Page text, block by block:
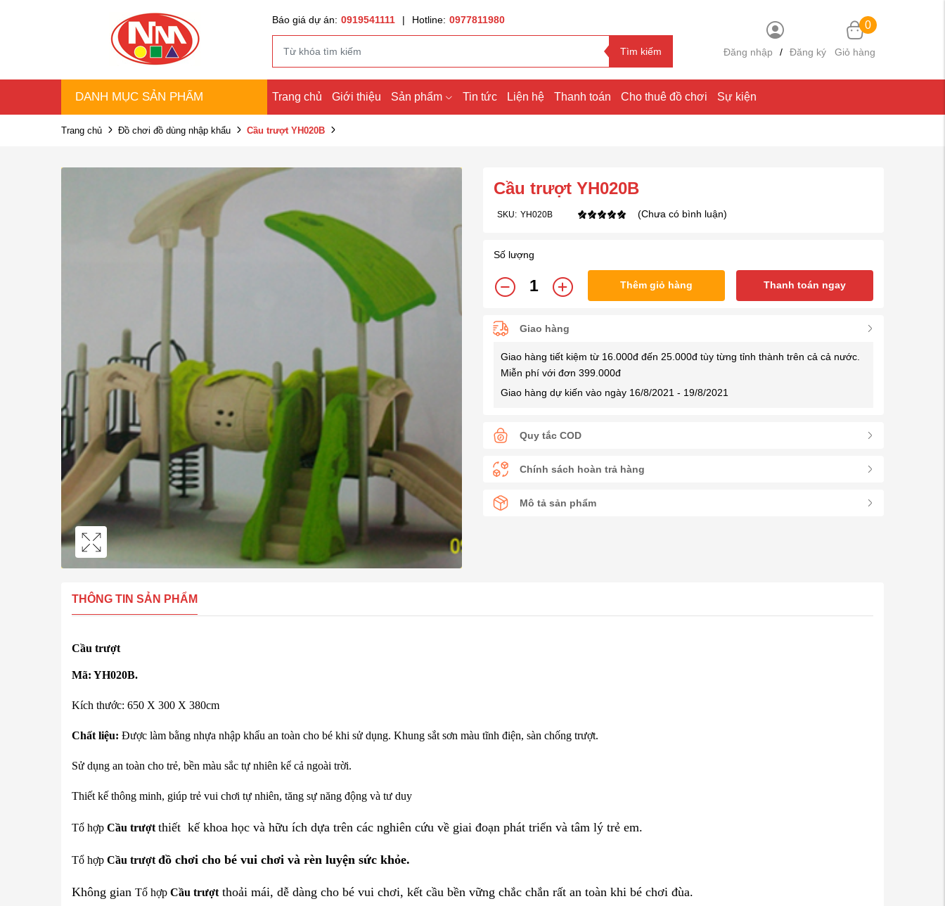
Báo giá dự án: 0919541111 | Hotline: 0977811980
Tìm kiếm Đăng nhập / Đăng ký
0
Giỏ hàng
DANH MỤC SẢN PHẨM Trang chủ Giới thiệu Sản phẩm Tin tức Liện hệ Thanh toán Cho thuê đồ chơi Sự kiện
Trang chủ Đồ chơi đồ dùng nhập khẩu Cầu trượt YH020B
Cầu trượt YH020B
SKU: YH020B (Chưa có bình luận)
Số lượng
Thêm giỏ hàng Thanh toán ngay
Giao hàng
Giao hàng tiết kiệm từ 16.000đ đến 25.000đ tùy từng tỉnh thành trên cả cả nước.
Miễn phí với đơn 399.000đ
Giao hàng dự kiến vào ngày 16/8/2021 - 19/8/2021
Quy tắc COD
Chính sách hoàn trả hàng
Mô tả sản phẩm
THÔNG TIN SẢN PHẨM
Cầu trượt
Mã: YH020B.
Kích thước: 650 X 300 X 380cm
Chất liệu: Được làm bằng nhựa nhập khẩu an toàn cho bé khi sử dụng. Khung sắt sơn màu tĩnh điện, sàn chống trượt.
Sử dụng an toàn cho trẻ, bền màu sắc tự nhiên kể cả ngoài trời.
Thiết kế thông minh, giúp trẻ vui chơi tự nhiên, tăng sự năng động và tư duy
Tổ hợp Cầu trượt thiết kế khoa học và hữu ích dựa trên các nghiên cứu về giai đoạn phát triển và tâm lý trẻ em.
Tổ hợp Cầu trượt đồ chơi cho bé vui chơi và rèn luyện sức khỏe.
Không gian Tổ hợp Cầu trượtthoải mái, dễ dàng cho bé vui chơi, kết cầu bền vững chắc chắn rất an toàn khi bé chơi đùa.